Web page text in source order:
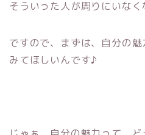
そういった人が周りにいなく
ですので、まずは、自分の
みてほしいんです♪